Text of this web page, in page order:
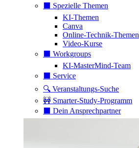
⬛️ Spezielle Themen
KI-Themen
Canva
Online-Technik-Themen
Video-Kurse
⬛️ Workgroups
KI-MasterMind-Team
⬛️ Service
🔍 Veranstaltungs-Suche
🚧 Smarter-Study-Programm
⬛️ Dein Ansprechpartner